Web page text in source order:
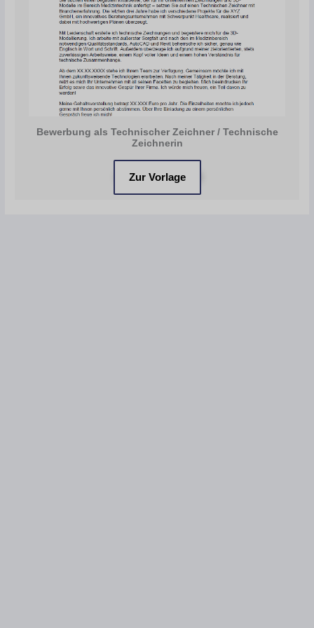
Bewerbung als Technischer Zeichner / Technische
Zeichnerin
Zur Vorlage